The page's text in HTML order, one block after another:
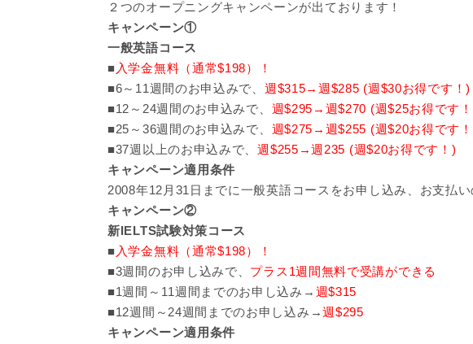
２つのオープニングキャンペーンが出ております！
キャンペーン①
一般英語コース
■ 入学金無料（通常$198）！
■6～11週間のお申込みで、 週$315→週$285 (週$30お得です！)
■12～24週間のお申込みで、 週$295→週$270 (週$25お得です
■25～36週間のお申込みで、 週$275→週$255 (週$20お得です
■37週以上のお申込みで、週$255→週235 (週$20お得です！)
キャンペーン適用条件
2008年12月31日までに一般英語コースをお申し込み、お支払
キャンペーン②
新IELTS試験対策コース
■ 入学金無料（通常$198）！
■3週間のお申し込みで、 プラス1週間無料で受講ができる
■1週間～11週間までのお申し込み→ 週$315
■12週間～24週間までのお申し込み→週$295
キャンペーン適用条件